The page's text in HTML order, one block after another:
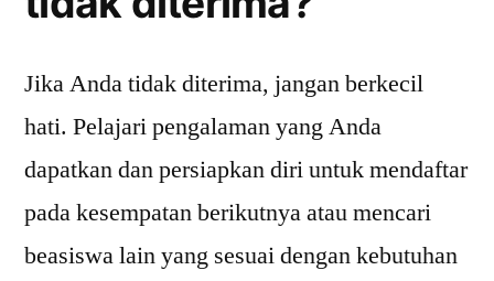
Jika Anda tidak diterima, jangan berkecil
hati. Pelajari pengalaman yang Anda
dapatkan dan persiapkan diri untuk mendaftar
pada kesempatan berikutnya atau mencari
beasiswa lain yang sesuai dengan kebutuhan